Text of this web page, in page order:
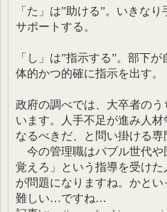
「た」は”助ける”。いきな
サポートする。
「し」は”指示する”。部下
体的かつ的確に指示を出す。
政府の調べでは、大卒者の
います。人手不足が進み人
なるべきだ、と問い掛ける専
今の管理職はバブル世代や
覚えろ」という指導を受け
が問題になりますね。かと
難しい…ですね…